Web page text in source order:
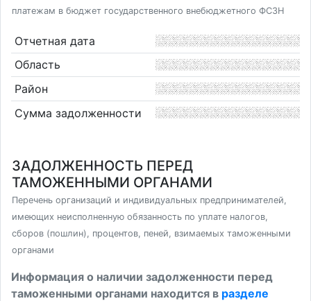
платежам в бюджет государственного внебюджетного ФСЗН
Отчетная дата
Область
Район
Сумма задолженности
ЗАДОЛЖЕННОСТЬ ПЕРЕД
ТАМОЖЕННЫМИ ОРГАНАМИ
Перечень организаций и индивидуальных предпринимателей,
имеющих неисполненную обязанность по уплате налогов,
сборов (пошлин), процентов, пеней, взимаемых таможенными
органами
Информация о наличии задолженности перед
таможенными органами находится в разделе